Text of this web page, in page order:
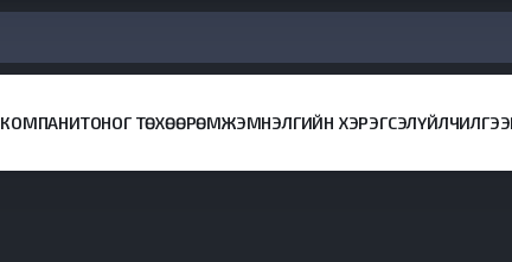
КОМПАНИТОНОГ ТӨХӨӨРӨМЖЭМНЭЛГИЙН ХЭРЭГСЭЛҮЙЛЧИЛГЭЭ